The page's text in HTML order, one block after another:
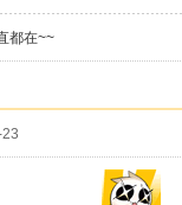
都在~~